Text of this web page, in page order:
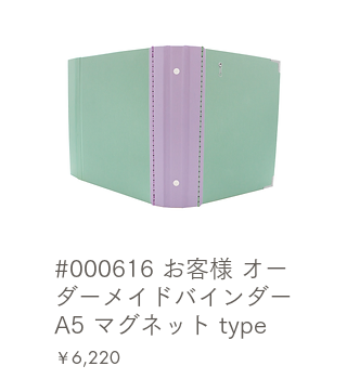
#000616 お客様 オー
ダーメイドバインダー
A5 マグネット type
￥6,220価